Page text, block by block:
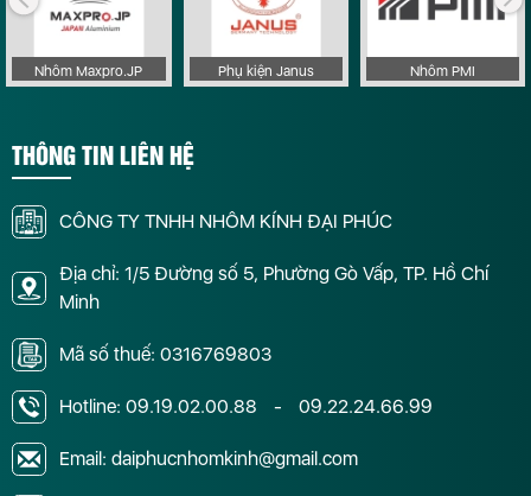
Nhôm Maxpro.JP Phụ kiện Janus Nhôm PMI
THÔNG TIN LIÊN HỆ
CÔNG TY TNHH NHÔM KÍNH ĐẠI PHÚC
Địa chỉ: 1/5 Đường số 5, Phường Gò Vấp, TP. Hồ Chí
Minh
Mã số thuế: 0316769803
Hotline: 09.19.02.00.88 - 09.22.24.66.99
Email: daiphucnhomkinh@gmail.com